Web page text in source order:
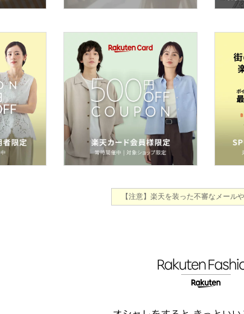
【注意】楽天を装った不審なメール